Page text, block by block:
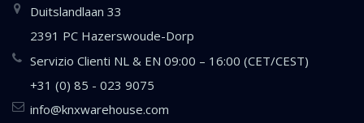
Duitslandlaan 33
2391 PC Hazerswoude-Dorp
Servizio Clienti NL & EN 09:00 – 16:00 (CET/CEST)
+31 (0) 85 - 023 9075
info@knxwarehouse.com